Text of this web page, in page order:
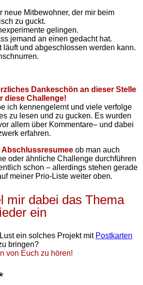
neue Mitbewohner, der mir beim
zu guckt.
gelingen.
jemand an einen gedacht hat.
läuft und abgeschlossen werden kann.
Dankeschön an dieser Stelle
diese Challenge!
ich kennengelernt und viele verfolge
zu lesen und zu gucken. Es wurden
allem über Kommentare– und dabei
erfahren.
ob man auch
oder ähnliche Challenge durchführen
schon – allerdings stehen gerade
meiner Prio-Liste weiter oben.
mir dabei das Thema
ein
ein solches Projekt mit Postkarten
bringen?
von Euch zu hören!